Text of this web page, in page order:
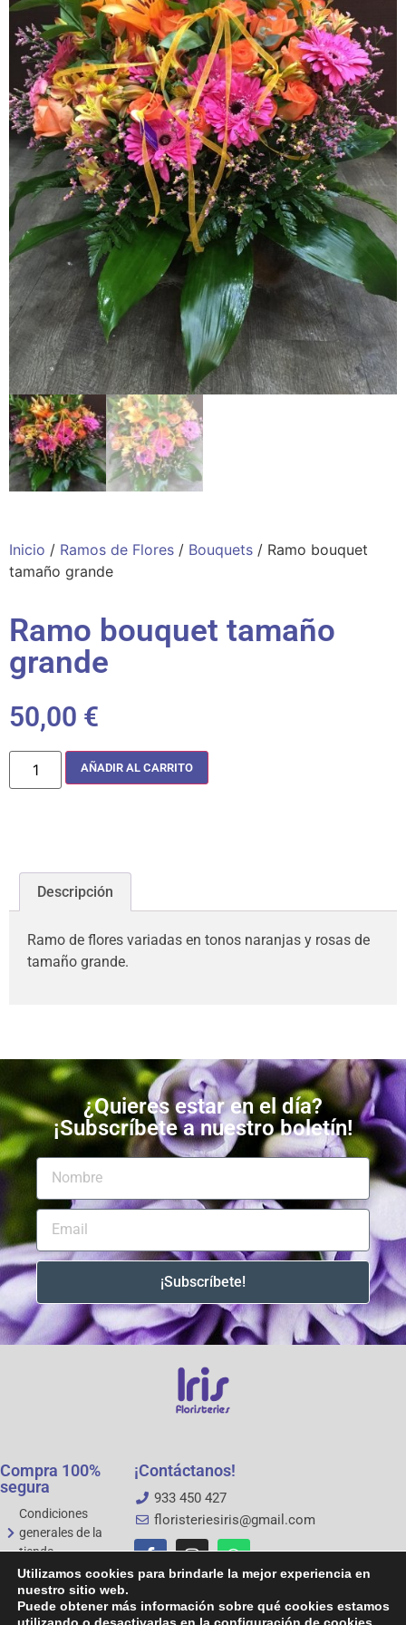
Inicio / Ramos de Flores / Bouquets / Ramo bouquet
tamaño grande
Ramo bouquet tamaño
grande
50,00 €
AÑADIR AL CARRITO
Descripción
Ramo de flores variadas en tonos naranjas y rosas de
tamaño grande.
¿Quieres estar en el día?
¡Subscríbete a nuestro boletín!
¡Subscríbete!
Compra 100%
segura
Condiciones
generales de la
tienda
Aviso legal
Política de
privacidad
¡Contáctanos!
933 450 427
floristeriesiris@gmail.com
Utilizamos cookies para brindarle la mejor experiencia en
nuestro sitio web.
Puede obtener más información sobre qué cookies estamos